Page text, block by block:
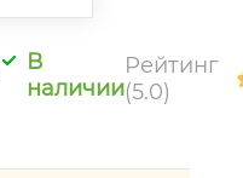
В
наличии
Рейтинг
(5.0)